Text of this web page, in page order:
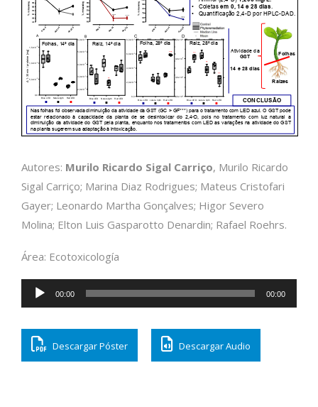
Autores: Murilo Ricardo Sigal Carriço, Murilo Ricardo
Sigal Carriço; Marina Diaz Rodrigues; Mateus Cristofari
Gayer; Leonardo Martha Gonçalves; Higor Severo
Molina; Elton Luis Gasparotto Denardin; Rafael Roehrs.
Área: Ecotoxicología
Reproductor
de
audio
00:00 00:00
Descargar Póster Descargar Audio